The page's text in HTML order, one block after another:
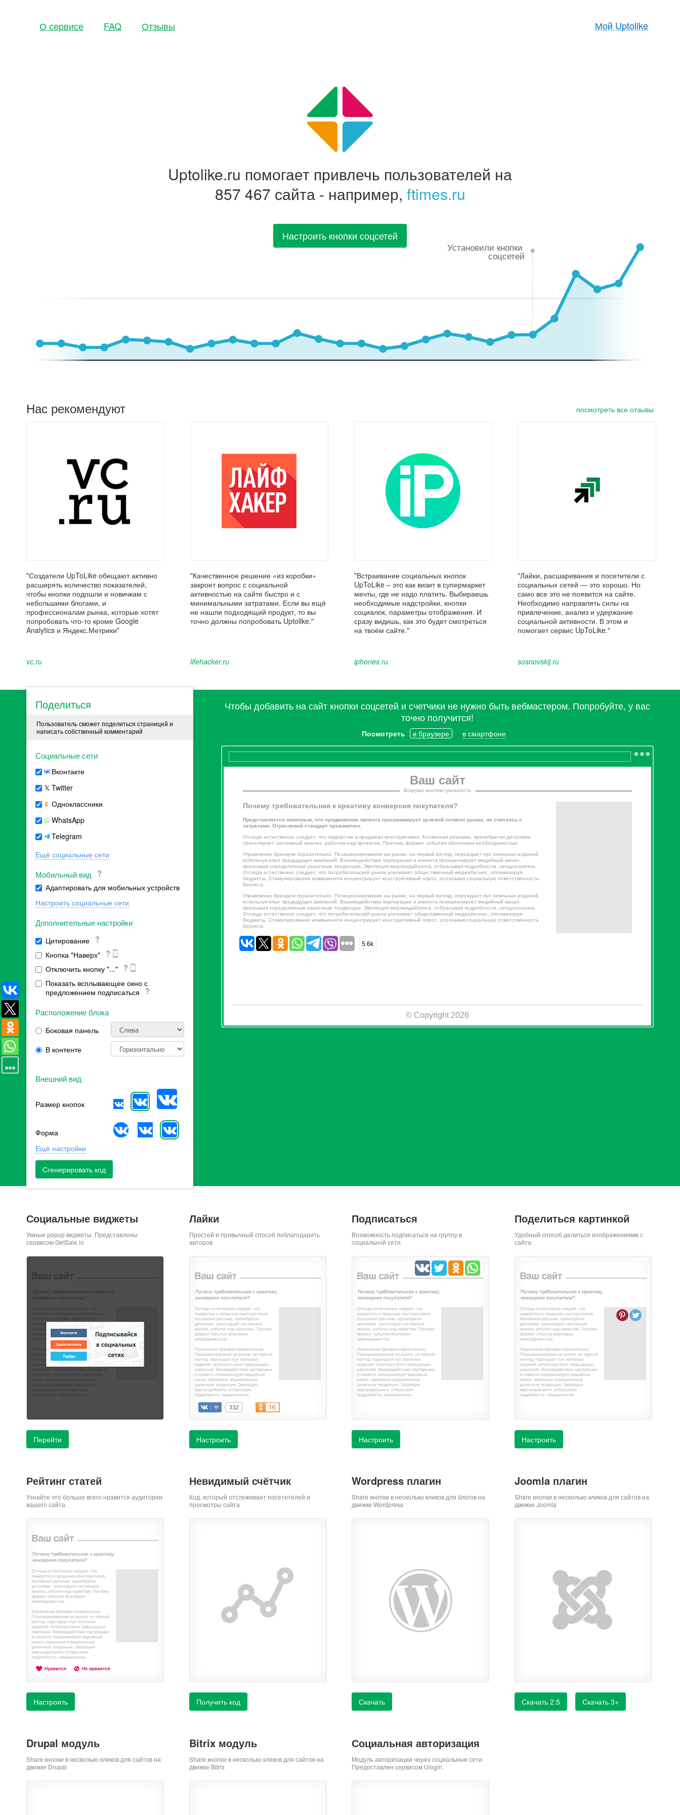
О сервисе FAQ Отзывы Мой Uptolike
Uptolike.ru помогает привлечь пользователей на
857 467 сайта - например, ftimes.ru
Настроить кнопки соцсетей
Установили кнопки
соцсетей
Нас рекомендуют посмотреть все отзывы
"Создатели UpToLike обещают активно
расширять количество показателей,
чтобы кнопки подошли и новичкам с
небольшими блогами, и
профессионалам рынка, которые хотят
попробовать что-то кроме Google
Analytics и Яндекс.Метрики"
vc.ru
"Качественное решение «из коробки»
закроет вопрос с социальной
активностью на сайте быстро и с
минимальными затратами. Если вы ещё
не нашли подходящий продукт, то вы
точно должны попробовать Uptolike."
lifehacker.ru
"Встраивание социальных кнопок
UpToLike – это как визит в супермаркет
мечты, где не надо платить. Выбираешь
необходимые надстройки, кнопки
социалок, параметры отображения. И
сразу видишь, как это будет смотреться
на твоём сайте."
iphones.ru
"Лайки, расшаривания и посетители с
социальных сетей — это хорошо. Но
само все это не появится на сайте.
Необходимо направлять силы на
привлечение, анализ и удержание
социальной активности. В этом и
помогает сервис UpToLike."
sosnovskij.ru
Поделиться
Пользователь сможет поделиться страницей и
написать собственный комментарий
Социальные сети
Вконтакте
Twitter
Одноклассники
WhatsApp
Telegram
Ещё социальные сети
Мобильный вид
Адаптировать для мобильных устройств
Настроить социальные сети
Дополнительные настройки
Цитирование
Кнопка "Наверх"
Отключить кнопку "..."
Показать всплывающее окно с
предложением подписаться
Расположение блока
Боковая панель
В контенте
Внешний вид
Размер кнопок
Форма
Ещё настройки
Сгенерировать код
Чтобы добавить на сайт кнопки соцсетей и счетчики не нужно быть вебмастером. Попробуйте, у вас
точно получится!
Посмотреть в браузере в смартфоне
Социальные виджеты
Умные popup виджеты. Представлены
сервисом GetSale.io
Перейти
Лайки
Простой и привычный способ поблагодарить
авторов
Настроить
Подписаться
Возможность подписаться на группу в
социальной сети
Настроить
Поделиться картинкой
Удобный способ делиться изображениями с
сайта
Настроить
Рейтинг статей
Узнайте что больше всего нравится аудитории
вашего сайта
Настроить
Невидимый счётчик
Код, который отслеживает посетителей и
просмотры сайта
Получить код
Wordpress плагин
Share кнопки в несколько кликов для блогов на
движке Wordpress
Скачать
Joomla плагин
Share кнопки в несколько кликов для сайтов на
движке Joomla
Скачать 2.5 Скачать 3+
Drupal модуль
Share кнопки в несколько кликов для сайтов на
движке Drupal
Bitrix модуль
Share кнопки в несколько кликов для сайтов на
движке Bitrix
Социальная авторизация
Модуль авторизации через социальные сети.
Предоставлен сервисом Ulogin.